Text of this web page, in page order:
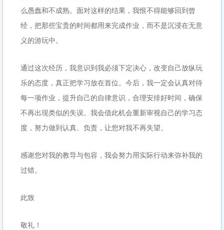
么愚蠢和不成熟。面对这样的结果，我恨不得能够回到曾
经，把那些宝贵的时间都用来完成作业，而不是沉浸在无意
义的游玩中。
通过这次经历，我意识到我必须下定决心，改变自己放纵玩
乐的态度，真正把学习放在首位。今后，我一定会认真对待
每一项作业，提升自己的自律意识，合理安排好时间，确保
不再出现类似的失误。我会借此机会重新审视自己的学习态
度，努力做到认真、负责，让您对我不再失望。
感谢您对我的教导与包容，我会努力用实际行动来弥补我的
过错。
此致
敬礼！